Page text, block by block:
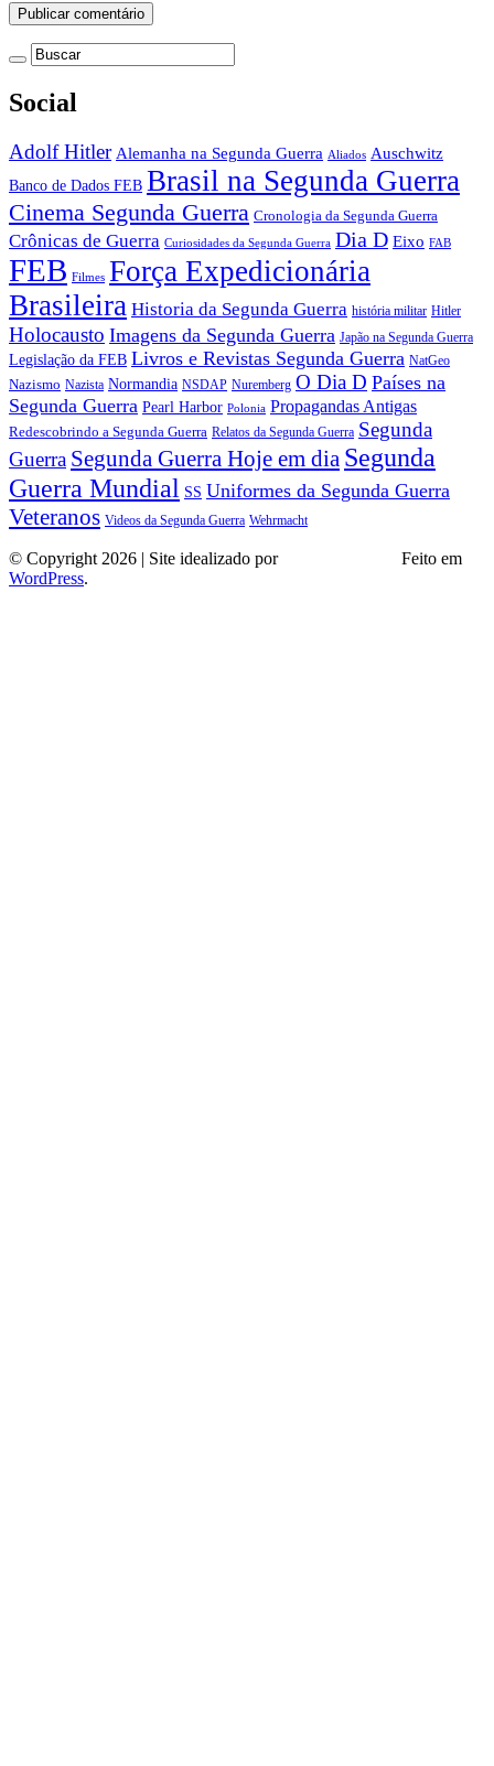
Social
Adolf Hitler Alemanha na Segunda Guerra Aliados Auschwitz
Banco de Dados FEB Brasil na Segunda Guerra
Cinema Segunda Guerra Cronologia da Segunda Guerra
Crônicas de Guerra Curiosidades da Segunda Guerra Dia D Eixo FAB
FEB Filmes Força Expedicionária
Brasileira Historia da Segunda Guerra história militar Hitler
Holocausto Imagens da Segunda Guerra Japão na Segunda Guerra
Legislação da FEB Livros e Revistas Segunda Guerra NatGeo
Nazismo Nazista Normandia NSDAP Nuremberg O Dia D Países na
Segunda Guerra Pearl Harbor Polonia Propagandas Antigas
Redescobrindo a Segunda Guerra Relatos da Segunda Guerra Segunda
Guerra Segunda Guerra Hoje em dia Segunda
Guerra Mundial SS Uniformes da Segunda Guerra
Veteranos Videos da Segunda Guerra Wehrmacht
© Copyright 2026 | Site idealizado por
Feito em
WordPress.